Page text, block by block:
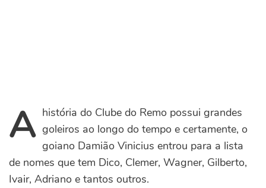
Ahistória do Clube do Remo possui grandes
goleiros ao longo do tempo e certamente, o
goiano Damião Vinicius entrou para a lista
de nomes que tem Dico, Clemer, Wagner, Gilberto,
Ivair, Adriano e tantos outros.